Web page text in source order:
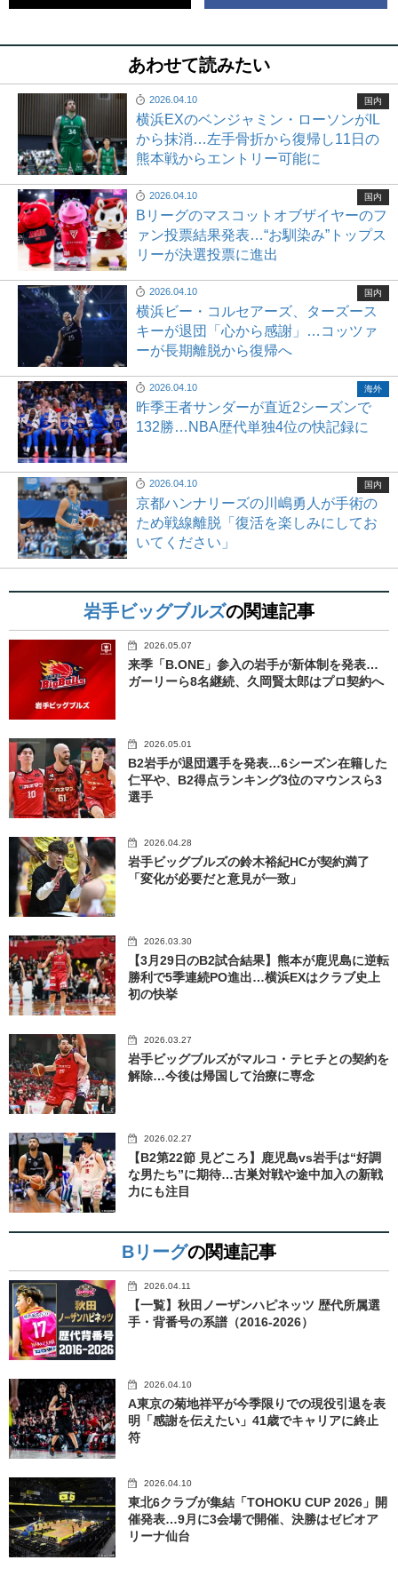
あわせて読みたい
2026.04.10
横浜EXのベンジャミン・ローソンがIL
から抹消…左手骨折から復帰し11日の
熊本戦からエントリー可能に
国内
2026.04.10
Bリーグのマスコットオブザイヤーのフ
ァン投票結果発表…“お馴染み”トップス
リーが決選投票に進出
国内
2026.04.10
横浜ビー・コルセアーズ、ターズース
キーが退団「心から感謝」…コッツァ
ーが長期離脱から復帰へ
国内
2026.04.10
昨季王者サンダーが直近2シーズンで
132勝…NBA歴代単独4位の快記録に
海外
2026.04.10
京都ハンナリーズの川嶋勇人が手術の
ため戦線離脱「復活を楽しみにしてお
いてください」
国内
岩手ビッグブルズの関連記事
2026.05.07
来季「B.ONE」参入の岩手が新体制を発表…
ガーリーら8名継続、久岡賢太郎はプロ契約へ
2026.05.01
B2岩手が退団選手を発表…6シーズン在籍した
仁平や、B2得点ランキング3位のマウンスら3
選手
2026.04.28
岩手ビッグブルズの鈴木裕紀HCが契約満了
「変化が必要だと意見が一致」
2026.03.30
【3月29日のB2試合結果】熊本が鹿児島に逆転
勝利で5季連続PO進出…横浜EXはクラブ史上
初の快挙
2026.03.27
岩手ビッグブルズがマルコ・テヒチとの契約を
解除…今後は帰国して治療に専念
2026.02.27
【B2第22節 見どころ】鹿児島vs岩手は“好調
な男たち”に期待…古巣対戦や途中加入の新戦
力にも注目
Bリーグの関連記事
2026.04.11
【一覧】秋田ノーザンハピネッツ 歴代所属選
手・背番号の系譜（2016-2026）
2026.04.10
A東京の菊地祥平が今季限りでの現役引退を表
明「感謝を伝えたい」41歳でキャリアに終止
符
2026.04.10
東北6クラブが集結「TOHOKU CUP 2026」開
催発表…9月に3会場で開催、決勝はゼビオア
リーナ仙台